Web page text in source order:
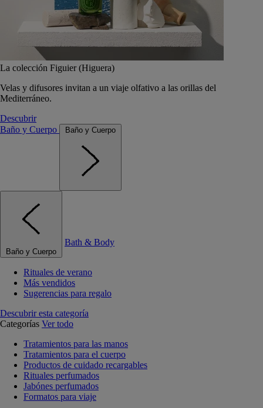
La colección Figuier (Higuera)
Velas y difusores invitan a un viaje olfativo a las orillas del
Mediterráneo.
Descubrir
Baño y Cuerpo
Baño y Cuerpo
Baño y Cuerpo
Bath & Body
Rituales de verano
Más vendidos
Sugerencias para regalo
Descubrir esta categoría
Categorías Ver todo
Tratamientos para las manos
Tratamientos para el cuerpo
Productos de cuidado recargables
Rituales perfumados
Jabónes perfumados
Formatos para viaje